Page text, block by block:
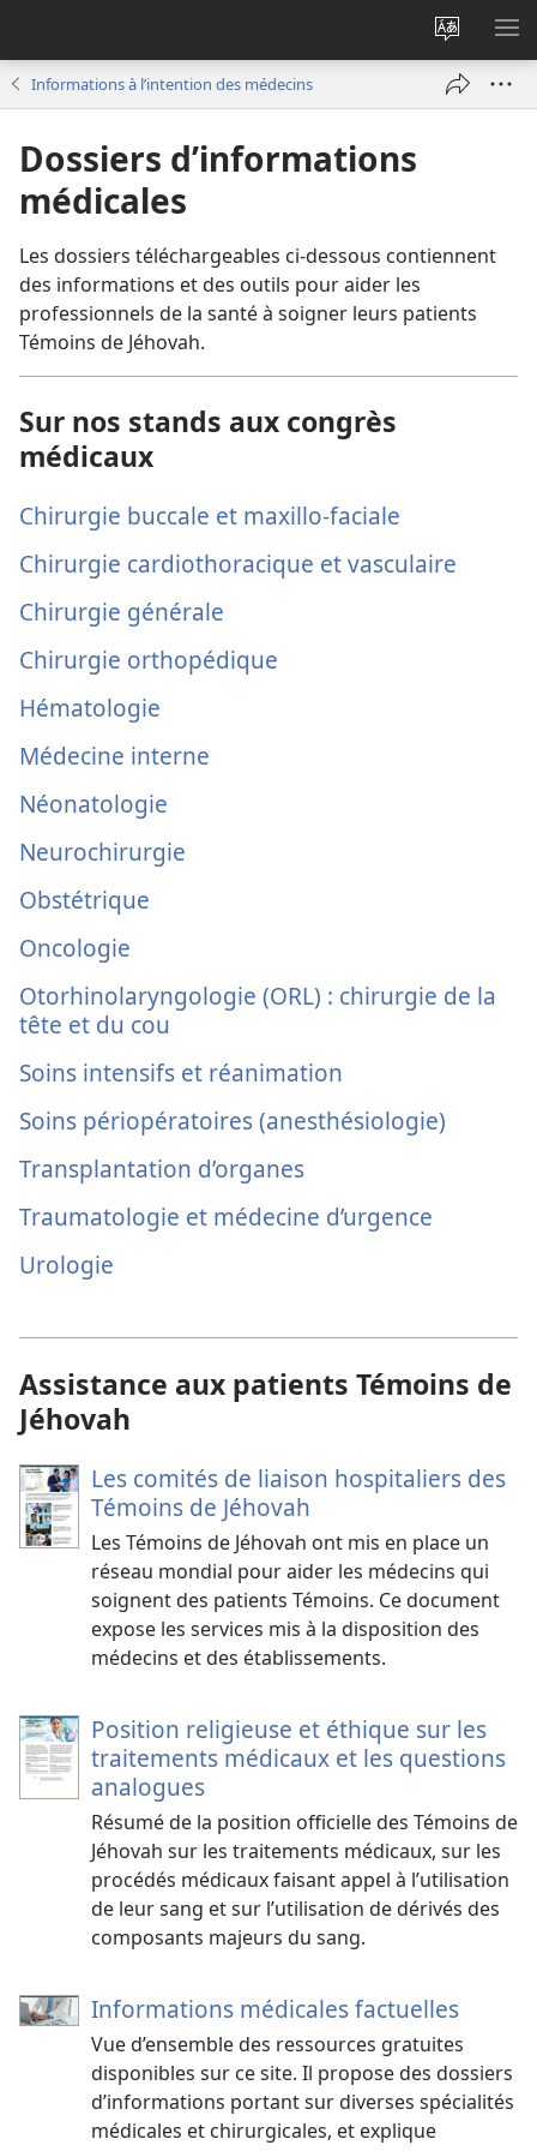
Changer
la
langue
Informations à l’intention des médecins
Dossiers d’informations
médicales
Les dossiers téléchargeables ci-dessous contiennent
des informations et des outils pour aider les
professionnels de la santé à soigner leurs patients
Témoins de Jéhovah.
Sur nos stands aux congrès
médicaux
Chirurgie buccale et maxillo-faciale
Chirurgie cardiothoracique et vasculaire
Chirurgie générale
Chirurgie orthopédique
Hématologie
Médecine interne
Néonatologie
Neurochirurgie
Obstétrique
Oncologie
Otorhinolaryngologie (ORL) : chirurgie de la
tête et du cou
Soins intensifs et réanimation
Soins périopératoires (anesthésiologie)
Transplantation d’organes
Traumatologie et médecine d’urgence
Urologie
Assistance aux patients Témoins de
Jéhovah
Les comités de liaison hospitaliers des
Témoins de Jéhovah
Les Témoins de Jéhovah ont mis en place un
réseau mondial pour aider les médecins qui
soignent des patients Témoins. Ce document
expose les services mis à la disposition des
médecins et des établissements.
Position religieuse et éthique sur les
traitements médicaux et les questions
analogues
Résumé de la position officielle des Témoins de
Jéhovah sur les traitements médicaux, sur les
procédés médicaux faisant appel à l’utilisation
de leur sang et sur l’utilisation de dérivés des
composants majeurs du sang.
Informations médicales factuelles
Vue d’ensemble des ressources gratuites
disponibles sur ce site. Il propose des dossiers
d’informations portant sur diverses spécialités
médicales et chirurgicales, et explique